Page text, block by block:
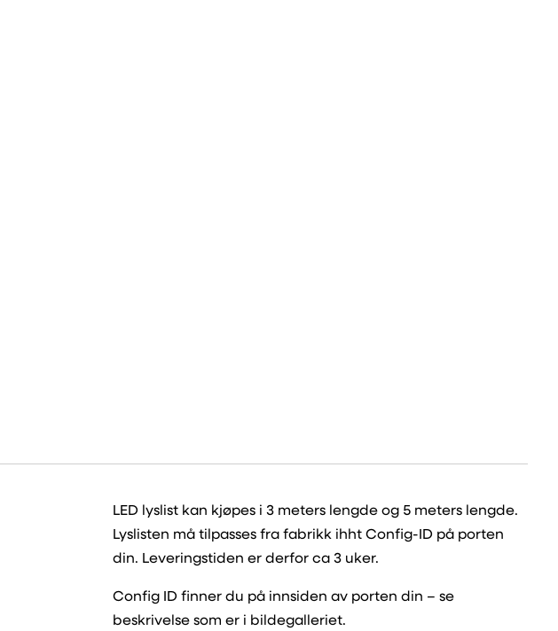
LED lyslist kan kjøpes i 3 meters lengde og 5 meters lengde.
Lyslisten må tilpasses fra fabrikk ihht Config-ID på porten
din. Leveringstiden er derfor ca 3 uker.
Config ID finner du på innsiden av porten din – se
beskrivelse som er i bildegalleriet.